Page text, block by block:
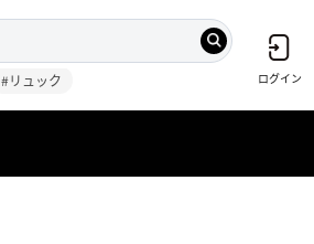
#リュック ログイン